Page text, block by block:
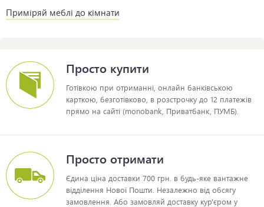
Приміряй меблі до кімнати
Просто купити
Готівкою при отриманні, онлайн банківською
карткою, безготівково, в розстрочку до 12 платежів
прямо на сайті (monobank, Приватбанк, ПУМБ).
Просто отримати
Єдина ціна доставки 700 грн. в будь-яке вантажне
відділення Нової Пошти. Незалежно від обсягу
замовлення. Або замовляй доставку кур'єром у